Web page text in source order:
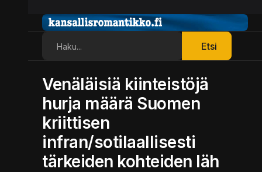
Etsi
Venäläisiä kiinteistöjä
hurja määrä Suomen
kriittisen
infran/sotilaallisesti
tärkeiden kohteiden läh